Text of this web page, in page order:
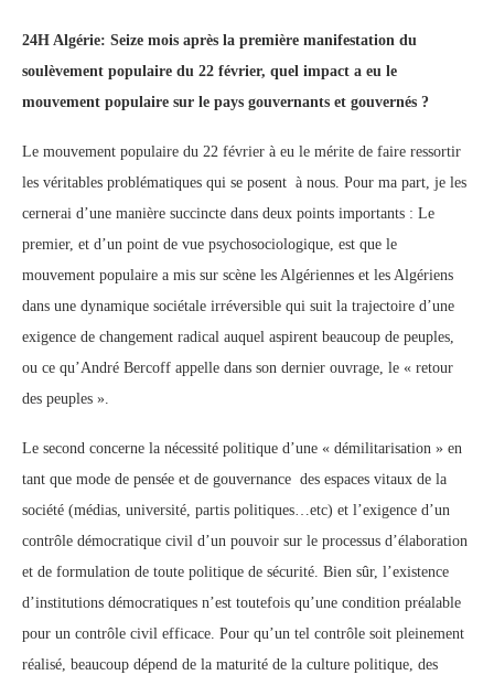
24H Algérie: Seize mois après la première manifestation du
soulèvement populaire du 22 février, quel impact a eu le
mouvement populaire sur le pays gouvernants et gouvernés ?
Le mouvement populaire du 22 février à eu le mérite de faire ressortir
les véritables problématiques qui se posent à nous. Pour ma part, je les
cernerai d’une manière succincte dans deux points importants : Le
premier, et d’un point de vue psychosociologique, est que le
mouvement populaire a mis sur scène les Algériennes et les Algériens
dans une dynamique sociétale irréversible qui suit la trajectoire d’une
exigence de changement radical auquel aspirent beaucoup de peuples,
ou ce qu’André Bercoff appelle dans son dernier ouvrage, le « retour
des peuples ».
Le second concerne la nécessité politique d’une « démilitarisation » en
tant que mode de pensée et de gouvernance des espaces vitaux de la
société (médias, université, partis politiques…etc) et l’exigence d’un
contrôle démocratique civil d’un pouvoir sur le processus d’élaboration
et de formulation de toute politique de sécurité. Bien sûr, l’existence
d’institutions démocratiques n’est toutefois qu’une condition préalable
pour un contrôle civil efficace. Pour qu’un tel contrôle soit pleinement
réalisé, beaucoup dépend de la maturité de la culture politique, des